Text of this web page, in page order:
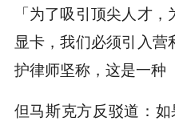
「为了吸引顶尖人才
显卡，我们必须引入
护律师坚称，这是一种
但马斯克方反驳道：